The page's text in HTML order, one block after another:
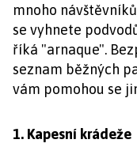
mnoho
se vyhnete
říká "arnaque".
seznam běžných
vám pomohou se
1. Kapesní krádeže